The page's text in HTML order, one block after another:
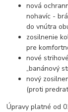
nová
nohavíc -
do vnútra
zosilnenie
pre
nové
„banánový
nový
(proti
Úpravy platné od